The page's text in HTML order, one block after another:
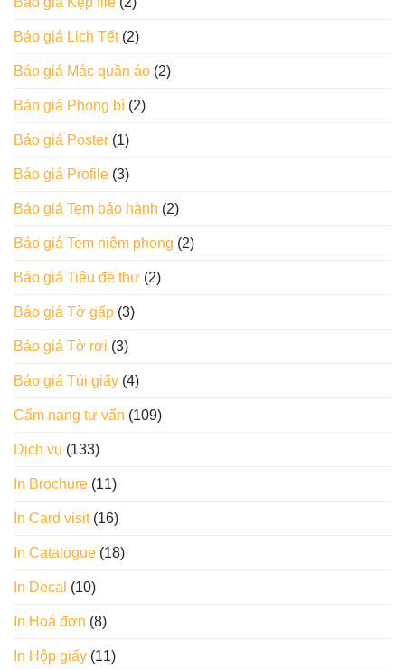
Báo giá Lịch Tết(2)
Báo giá Mác quần áo (2)
Báo giá Phong bì (2)
Báo giá Poster (1)
Báo giá Profile (3)
Báo giá Tem bảo hành (2)
Báo giá Tem niêm phong (2)
Báo giá Tiêu đề thư (2)
Báo giá Tờ gấp (3)
Báo giá Tờ rơi (3)
Báo giá Túi giấy (4)
Cẩm nang tư vấn (109)
Dịch vụ (133)
In Brochure (11)
In Card visit(16)
In Catalogue (18)
In Decal (10)
In Hoá đơn (8)
In Hộp giấy (11)